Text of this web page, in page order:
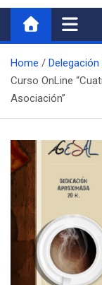
Home
Curso OnLine
Asociación”